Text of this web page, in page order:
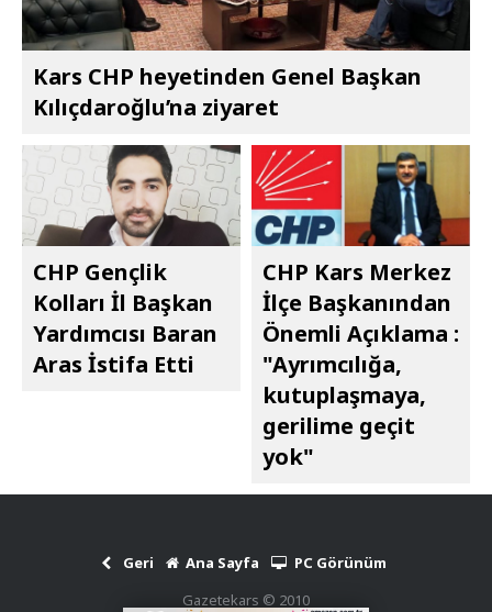
Kars CHP heyetinden Genel Başkan
Kılıçdaroğlu’na ziyaret
CHP Gençlik
Kolları İl Başkan
Yardımcısı Baran
Aras İstifa Etti
CHP Kars Merkez
İlçe Başkanından
Önemli Açıklama :
"Ayrımcılığa,
kutuplaşmaya,
gerilime geçit
yok"
Geri Ana Sayfa
PC Görünüm
Gazetekars © 2010